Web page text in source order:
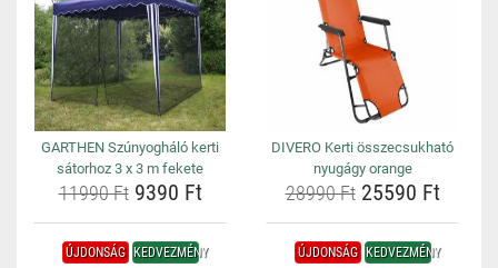
GARTHEN Szúnyogháló kerti
sátorhoz 3 x 3 m fekete
11990 Ft9390 Ft
DIVERO Kerti összecsukható
nyugágy orange
28990 Ft25590 Ft
ÚJDONSÁG KEDVEZMÉNY ÚJDONSÁG KEDVEZMÉNY